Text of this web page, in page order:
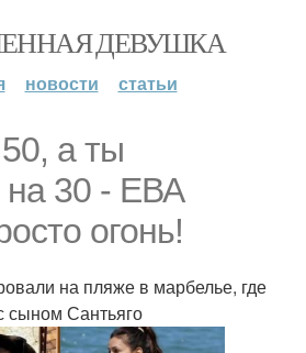
ДЕВУШКА
новости статьи
а ты
30 - ЕВА
огонь!
на пляже в марбелье, где
сыном Сантьяго